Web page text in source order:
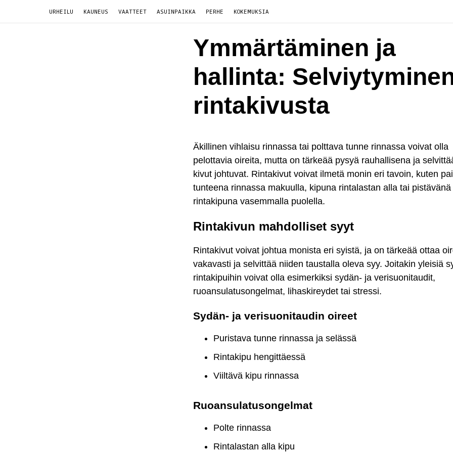
URHEILU KAUNEUS VAATTEET ASUINPAIKKA PERHE KOKEMUKSIA
Ymmärtäminen ja
hallinta:
rintakivusta
Äkillinen vihlaisu rinnassa tai polttava tunne rinnassa voivat olla
pelottavia oireita, mutta on tärkeää pysyä rauhallisena ja
kivut johtuvat. Rintakivut voivat ilmetä monin eri tavoin, kuten
tunteena rinnassa makuulla, kipuna rintalastan alla tai pistävänä
rintakipuna vasemmalla puolella.
Rintakivun mahdolliset syyt
Rintakivut voivat johtua monista eri syistä, ja on tärkeää ottaa
vakavasti ja selvittää niiden taustalla oleva syy. Joitakin yleisiä
rintakipuihin voivat olla esimerkiksi sydän- ja verisuonitaudit,
ruoansulatusongelmat, lihaskireydet tai stressi.
Sydän- ja verisuonitaudin oireet
Puristava tunne rinnassa ja selässä
Rintakipu hengittäessä
Viiltävä kipu rinnassa
Ruoansulatusongelmat
Polte rinnassa
Rintalastan alla kipu